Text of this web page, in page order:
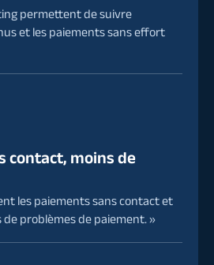
permettent de suivre
et les paiements sans effort
contact, moins de
les paiements sans contact et
problèmes de paiement. »